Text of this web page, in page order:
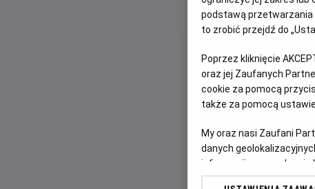
podstawą przetwarzania
to zrobić przejdź do
Poprzez kliknięcie
oraz jej Zaufanych
cookie za pomocą
także za pomocą
My oraz nasi Zaufani
danych
informacji na urządzeniu
odbiorców i ulepszanie